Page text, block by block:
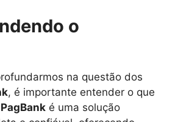
o
na questão dos
, é importante entender o que
PagBank é uma solução